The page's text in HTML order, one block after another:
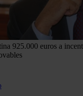
925.000 euros a